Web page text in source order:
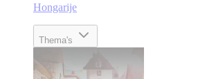
Hongarije
Thema's